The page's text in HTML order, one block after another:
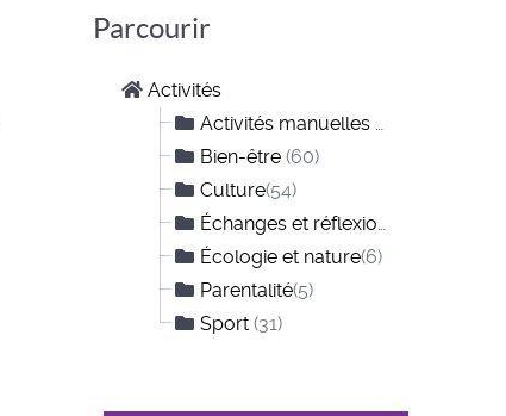
Parcourir
Activités
Activités manuelles et créatives
Bien-être (60)
Culture(54)
Échanges et réflexions
Écologie et nature(6)
Parentalité(5)
Sport (31)